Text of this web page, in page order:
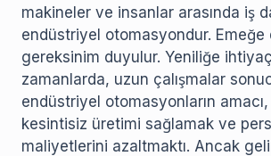
makineler ve insanlar arasında iş
endüstriyel otomasyondur. Emeğe
gereksinim duyulur. Yeniliğe
zamanlarda, uzun çalışmalar
endüstriyel otomasyonların
kesintisiz üretimi sağlamak ve
maliyetlerini azaltmaktı. Ancak